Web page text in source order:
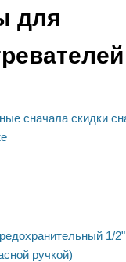
для
сначала скидки